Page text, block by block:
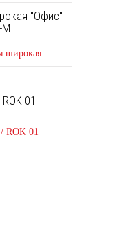
"Офис"
01